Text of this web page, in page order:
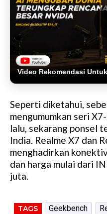
Video Rekomendasi
Seperti diketahui,
mengumumkan seri
lalu, sekarang ponsel
India. Realme X7 dan
menghadirkan
dan harga mulai dari
juta.
TAGS Geekbench